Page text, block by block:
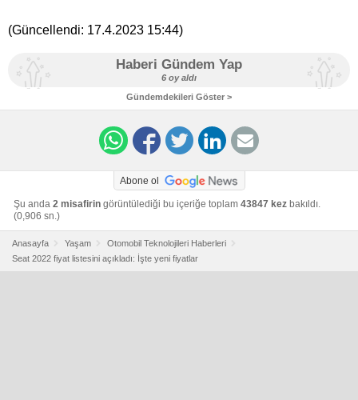
(Güncellendi: 17.4.2023 15:44)
Haberi Gündem Yap
6 oy aldı
Gündemdekileri Göster >
Abone ol
Şu anda 2 misafirin görüntülediği bu içeriğe toplam 43847 kez bakıldı.
(0,906 sn.)
Anasayfa Yaşam
Otomobil Teknolojileri Haberleri
Seat 2022 fiyat listesini açıkladı: İşte yeni fiyatlar